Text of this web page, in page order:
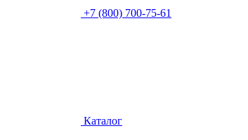
+7 (800) 700-75-61
Каталог